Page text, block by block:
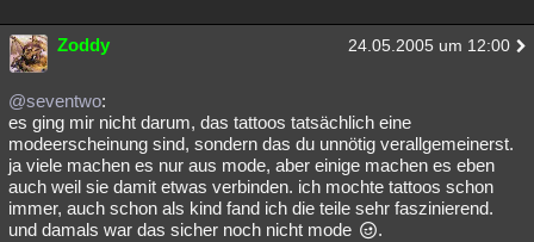
Übersichten
Besucht
Lesenswert
Zoddy 24.05.2005 um 12:00
@seventwo:
es ging mir nicht darum, das tattoos tatsächlich eine
modeerscheinung sind, sondern das du unnötig verallgemeinerst.
ja viele machen es nur aus mode, aber einige machen es eben
auch weil sie damit etwas verbinden. ich mochte tattoos schon
immer, auch schon als kind fand ich die teile sehr faszinierend.
und damals war das sicher noch nicht mode
.